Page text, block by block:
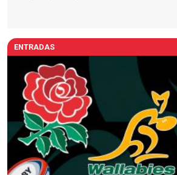
ENTRADAS